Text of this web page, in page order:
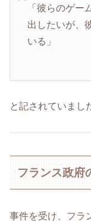
「彼らのゲー
出したいが、
いる」
と記されていまし
フランス政
事件を受け、フラ